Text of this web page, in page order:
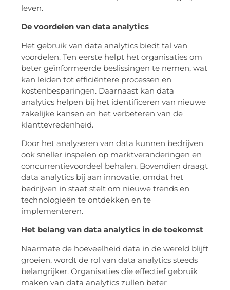
leven.
De voordelen van data analytics
Het gebruik van data analytics biedt tal van
voordelen. Ten eerste helpt het organisaties om
beter geïnformeerde beslissingen te nemen, wat
kan leiden tot efficiëntere processen en
kostenbesparingen. Daarnaast kan data
analytics helpen bij het identificeren van nieuwe
zakelijke kansen en het verbeteren van de
klanttevredenheid.
Door het analyseren van data kunnen bedrijven
ook sneller inspelen op marktveranderingen en
concurrentievoordeel behalen. Bovendien draagt
data analytics bij aan innovatie, omdat het
bedrijven in staat stelt om nieuwe trends en
technologieën te ontdekken en te
implementeren.
Het belang van data analytics in de toekomst
Naarmate de hoeveelheid data in de wereld blijft
groeien, wordt de rol van data analytics steeds
belangrijker. Organisaties die effectief gebruik
maken van data analytics zullen beter